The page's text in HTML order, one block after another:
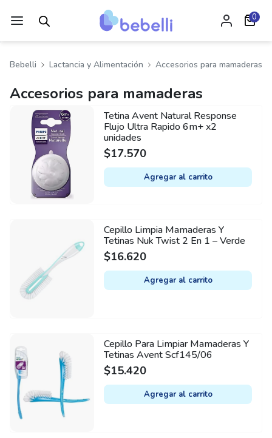
0
Bebelli Lactancia y Alimentación Accesorios para mamaderas
Accesorios para mamaderas
Tetina Avent Natural Response
Flujo Ultra Rapido 6m+ x2
unidades
$17.570
Agregar al carrito
Cepillo Limpia Mamaderas Y
Tetinas Nuk Twist 2 En 1 – Verde
$16.620
Agregar al carrito
Cepillo Para Limpiar Mamaderas Y
Tetinas Avent Scf145/06
$15.420
Agregar al carrito